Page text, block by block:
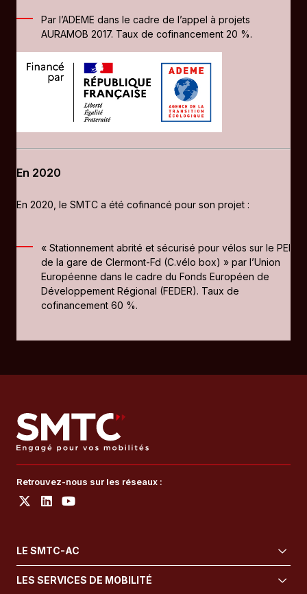
Par l’ADEME dans le cadre de l’appel à projets
AURAMOB 2017. Taux de cofinancement 20 %.
En 2020
En 2020, le SMTC a été cofinancé pour son projet :
« Stationnement abrité et sécurisé pour vélos sur le PEI
de la gare de Clermont-Fd (C.vélo box) » par l’Union
Européenne dans le cadre du Fonds Européen de
Développement Régional (FEDER). Taux de
cofinancement 60 %.
Retrouvez-nous sur les réseaux :
LE SMTC-AC
LES SERVICES DE MOBILITÉ